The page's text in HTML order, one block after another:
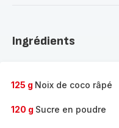
gamme
Ingrédients
125 g Noix de coco râpé
120 g Sucre en poudre